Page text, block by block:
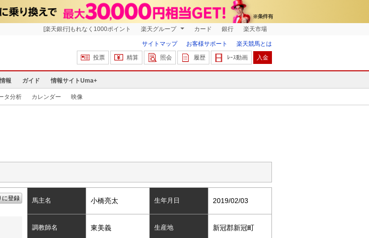
[楽天銀行]もれなく1000ポイント 楽天グループ カード 銀行 楽天市場
サイトマップ お客様サポート
楽天競馬とは
投票
精算 照会 履歴 ﾚｰｽ動画 入金
報 ガイド 情報サイトUma+
タ分析 カレンダー 映像
に登録 馬主名 小橋亮太 生年月日 2019/02/03
調教師名 東美義 生産地 新冠郡新冠町